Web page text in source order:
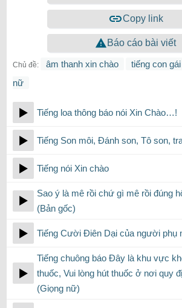
Copy link
Báo cáo bài viết
Chủ đề: âm thanh xin chào tiếng con
nữ
Tiếng loa thông báo nói Xin Chào…!
Tiếng Son môi, Đánh son, Tô son,
Tiếng nói Xin chào
Sao ý là mê rồi chứ gì mê rồi đúng
(Bản gốc)
Tiếng Cười Điên Dại của người phụ
Tiếng chuông báo Đây là khu vực
thuốc, Vui lòng hút thuốc ở nơi quy
(Giọng nữ)